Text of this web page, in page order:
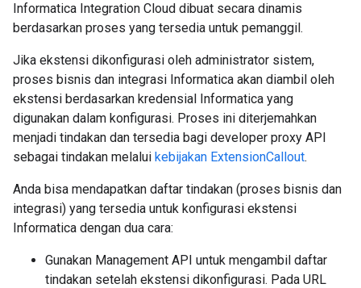
Informatica Integration Cloud dibuat secara dinamis
berdasarkan proses yang tersedia untuk pemanggil.
Jika ekstensi dikonfigurasi oleh administrator sistem,
proses bisnis dan integrasi Informatica akan diambil oleh
ekstensi berdasarkan kredensial Informatica yang
digunakan dalam konfigurasi. Proses ini diterjemahkan
menjadi tindakan dan tersedia bagi developer proxy API
sebagai tindakan melalui kebijakan ExtensionCallout.
Anda bisa mendapatkan daftar tindakan (proses bisnis dan
integrasi) yang tersedia untuk konfigurasi ekstensi
Informatica dengan dua cara:
Gunakan Management API untuk mengambil daftar
tindakan setelah ekstensi dikonfigurasi. Pada URL